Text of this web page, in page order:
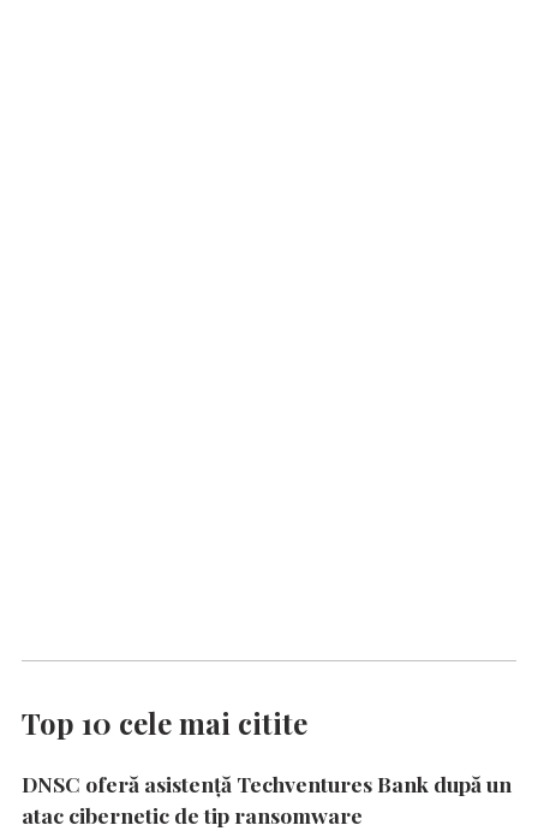
Top 10 cele mai citite
DNSC oferă asistență Techventures Bank după un
atac cibernetic de tip ransomware